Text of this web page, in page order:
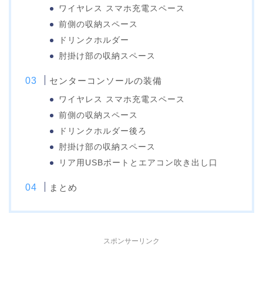
ワイヤレス スマホ充電スペース
前側の収納スペース
ドリンクホルダー
肘掛け部の収納スペース
センターコンソールの装備
ワイヤレス スマホ充電スペース
前側の収納スペース
ドリンクホルダー後ろ
肘掛け部の収納スペース
リア用USBポートとエアコン吹き出し口
まとめ
スポンサーリンク